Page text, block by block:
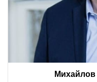
Михайлов